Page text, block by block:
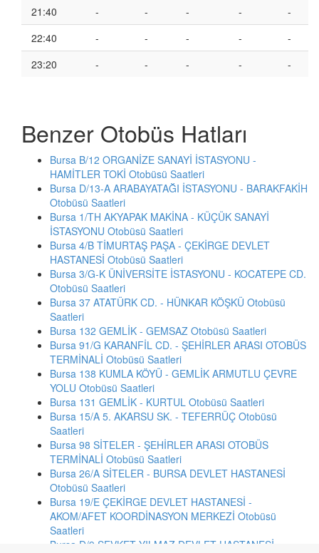
21:40
- - - -
-
22:40
- - - -
-
23:20
- - - - -
Benzer Otobüs Hatları
Bursa B/12 ORGANİZE SANAYİ İSTASYONU -
HAMİTLER TOKİ Otobüsü Saatleri
Bursa D/13-A ARABAYATAĞI İSTASYONU - BARAKFAKİH
Otobüsü Saatleri
Bursa 1/TH AKYAPAK MAKİNA - KÜÇÜK SANAYİ
İSTASYONU Otobüsü Saatleri
Bursa 4/B TİMURTAŞ PAŞA - ÇEKİRGE DEVLET
HASTANESİ Otobüsü Saatleri
Bursa 3/G-K ÜNİVERSİTE İSTASYONU - KOCATEPE CD.
Otobüsü Saatleri
Bursa 37 ATATÜRK CD. - HÜNKAR KÖŞKÜ Otobüsü
Saatleri
Bursa 132 GEMLİK - GEMSAZ Otobüsü Saatleri
Bursa 91/G KARANFİL CD. - ŞEHİRLER ARASI OTOBÜS
TERMİNALİ Otobüsü Saatleri
Bursa 138 KUMLA KÖYÜ - GEMLİK ARMUTLU ÇEVRE
YOLU Otobüsü Saatleri
Bursa 131 GEMLİK - KURTUL Otobüsü Saatleri
Bursa 15/A 5. AKARSU SK. - TEFERRÜÇ Otobüsü
Saatleri
Bursa 98 SİTELER - ŞEHİRLER ARASI OTOBÜS
TERMİNALİ Otobüsü Saatleri
Bursa 26/A SİTELER - BURSA DEVLET HASTANESİ
Otobüsü Saatleri
Bursa 19/E ÇEKİRGE DEVLET HASTANESİ -
AKOM/AFET KOORDİNASYON MERKEZİ Otobüsü
Saatleri
Bursa D/9 ŞEVKET YILMAZ DEVLET HASTANESİ -